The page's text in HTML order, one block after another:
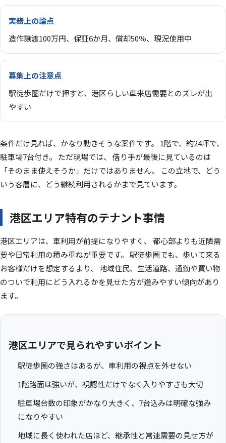
実務上の論点
造作譲渡100万円、保証6か月、償却50％、現況使用中
募集上の注意点
駅徒歩圏だけで押すと、港区らしい車来店需要とのズレが出
やすい
条件だけ見れば、かなり動きそうな案件です。 1階で、約24坪で、
駐車場7台付き。 ただ現場では、 借り手が最後に見ているのは
「そのまま使えそうか」だけではありません。 この立地で、どう
いう客層に、どう継続利用されるかまで見ています。
港区エリア特有のテナント事情
港区エリアは、車利用が前提になりやすく、 都心部よりも近隣需
要や日常利用の積み重ねが重要です。 駅徒歩圏でも、歩いて来る
お客様だけを想定するより、 地域住民、生活道路、通勤や買い物
のついで利用にどう入れるかを見せた方が進みやすい傾向があり
ます。
港区エリアで見られやすいポイント
駅徒歩圏の強さはあるが、車利用の視点を外せない
1階路面は強いが、視認性だけでなく入りやすさも大切
駐車場台数の印象がかなり大きく、7台込みは明確な強み
になりやすい
地域に長く使われた店ほど、継承性と常連需要の見せ方が